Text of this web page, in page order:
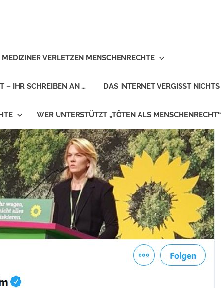
MEDIZINER VERLETZEN MENSCHENRECHTE
– IHR SCHREIBEN AN … DAS INTERNET VERGISST NICHTS
WER UNTERSTÜTZT „TÖTEN ALS MENSCHENRECHT“